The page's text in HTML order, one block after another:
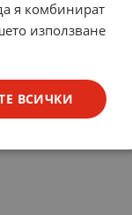
я комбинират
използване
ВСИЧКИ